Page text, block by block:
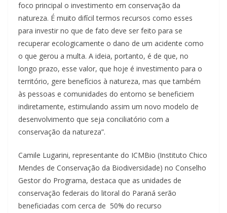
foco principal o investimento em conservação da
natureza. É muito difícil termos recursos como esses
para investir no que de fato deve ser feito para se
recuperar ecologicamente o dano de um acidente como
o que gerou a multa. A ideia, portanto, é de que, no
longo prazo, esse valor, que hoje é investimento para o
território, gere benefícios à natureza, mas que também
às pessoas e comunidades do entorno se beneficiem
indiretamente, estimulando assim um novo modelo de
desenvolvimento que seja conciliatório com a
conservação da natureza”.
Camile Lugarini, representante do ICMBio (Instituto Chico
Mendes de Conservação da Biodiversidade) no Conselho
Gestor do Programa, destaca que as unidades de
conservação federais do litoral do Paraná serão
beneficiadas com cerca de 50% do recurso